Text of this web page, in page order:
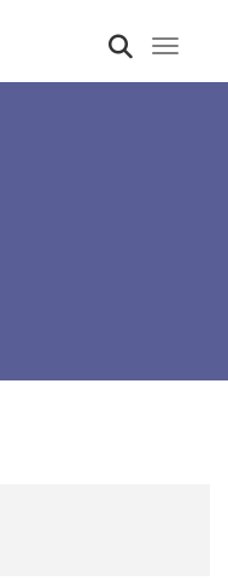
Toggle